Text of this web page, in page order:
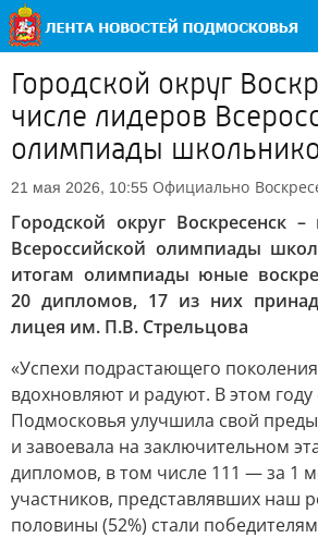
Городской округ
числе лидеров
олимпиады
21 мая 2026, 10:55 Официально
Городской округ Воскресенск
Всероссийской олимпиады
итогам олимпиады юные
20 дипломов, 17 из них
лицея им. П.В. Стрельцова
«Успехи подрастающего
вдохновляют и радуют. В этом
Подмосковья улучшила свой
и завоевала на заключительном
дипломов, в том числе 111 — за 1
участников, представлявших наш
половины (52%) стали